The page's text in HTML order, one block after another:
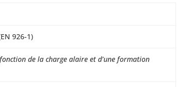
926-1)
de la charge alaire et d’une formation